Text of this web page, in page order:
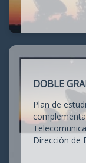
DOBLE
Plan de
Dirección de